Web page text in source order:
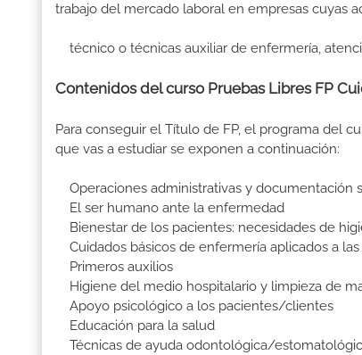
trabajo del mercado laboral en empresas cuyas
técnico o técnicas auxiliar de enfermería,
Contenidos del curso Pruebas Libres FP
Para conseguir el Título de FP, el programa del
que vas a estudiar se exponen a continuación:
Operaciones administrativas y documentación
El ser humano ante la enfermedad
Bienestar de los pacientes: necesidades de
Cuidados básicos de enfermería aplicados a
Primeros auxilios
Higiene del medio hospitalario y limpieza de
Apoyo psicológico a los pacientes/clientes
Educación para la salud
Técnicas de ayuda odontológica/